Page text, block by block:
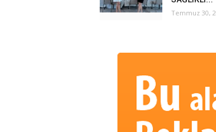
Temmuz 30,